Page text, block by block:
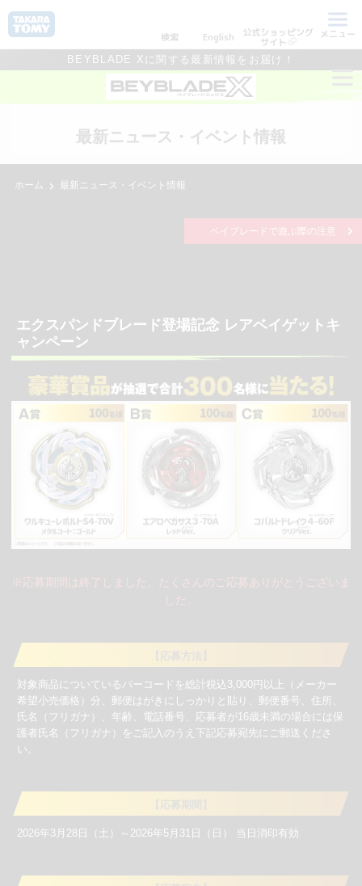
検索 English 公式ショッピング
サイト
メニュー
BEYBLADE Xに関する最新情報をお届け！
最新ニュース・イベント情報
ホーム 最新ニュース・イベント情報
ベイブレードで遊ぶ際の注意
エクスパンドブレード登場記念 レアベイゲットキ
ャンペーン
※応募期間は終了しました。たくさんのご応募ありがとうございま
した。
【応募方法】
対象商品についているバーコードを総計税込3,000円以上（メーカー
希望小売価格）分、郵便はがきにしっかりと貼り、郵便番号、住所、
氏名（フリガナ）、年齢、電話番号、応募者が16歳未満の場合には保
護者氏名（フリガナ）をご記入のうえ下記応募宛先にご郵送くださ
い。
【応募期間】
2026年3月28日（土）～2026年5月31日（日） 当日消印有効